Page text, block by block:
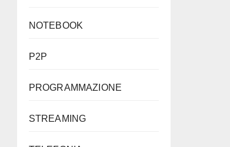
NOTEBOOK
P2P
PROGRAMMAZIONE
STREAMING